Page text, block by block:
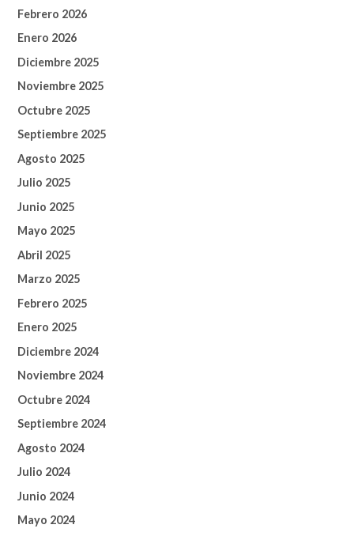
Febrero 2026
Enero 2026
Diciembre 2025
Noviembre 2025
Octubre 2025
Septiembre 2025
Agosto 2025
Julio 2025
Junio 2025
Mayo 2025
Abril 2025
Marzo 2025
Febrero 2025
Enero 2025
Diciembre 2024
Noviembre 2024
Octubre 2024
Septiembre 2024
Agosto 2024
Julio 2024
Junio 2024
Mayo 2024